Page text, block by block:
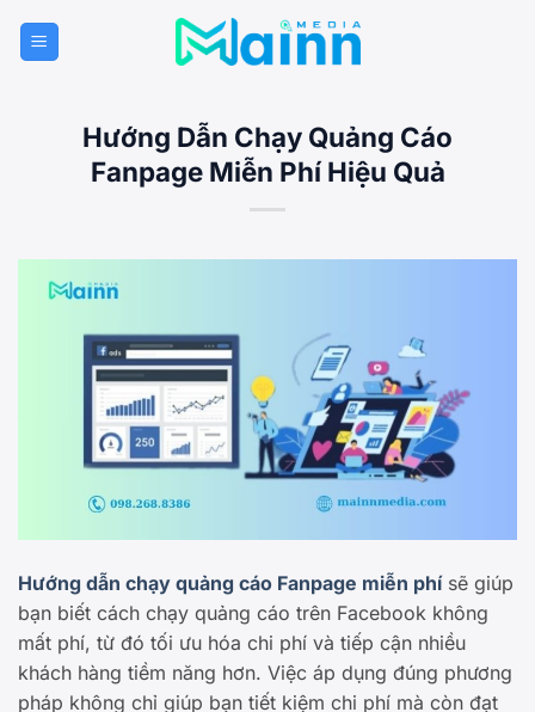
qua
Hướng Dẫn Chạy Quảng Cáo
Fanpage Miễn Phí Hiệu Quả
Hướng dẫn chạy quảng cáo Fanpage miễn phísẽ giúp
bạn biết cách chạy quảng cáo trên Facebook không
mất phí, từ đó tối ưu hóa chi phí và tiếp cận nhiều
khách hàng tiềm năng hơn. Việc áp dụng đúng phương
pháp không chỉ giúp bạn tiết kiệm chi phí mà còn đạt